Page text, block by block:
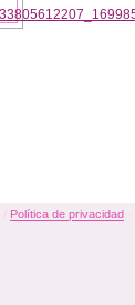
/ Política de privacidad -